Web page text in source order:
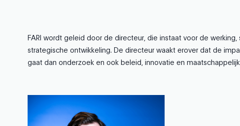
FARI wordt geleid door de directeur, die instaat voor de
strategische ontwikkeling. De directeur waakt erover dat de
gaat dan onderzoek en ook beleid, innovatie en